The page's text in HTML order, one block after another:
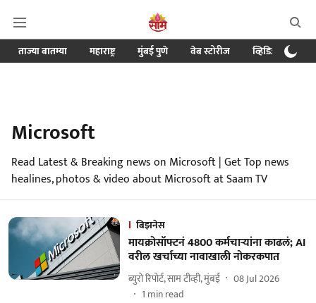
ताज्या बातम्या महाराष्ट्र मुंबई पुणे वेब स्टोरीज व्हिडिओ
Microsoft
Read Latest & Breaking news on Microsoft | Get Top news
healines, photos & video about Microsoft at Saam TV
बिझनेस
मायक्रोसॉफ्टनं 4800 कर्मचाऱ्यांना काढलं; AI
वरील खर्चाच्या नावाखाली नोकरकपात
ब्युरो रिपोर्ट, साम टीव्ही, मुंबई
08 Jul 2026
1 min read